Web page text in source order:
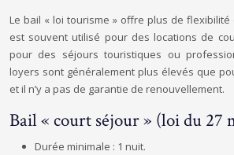
Le bail « loi tourisme » offre plus de flexibilité
est souvent utilisé pour des locations de
pour des séjours touristiques ou
loyers sont généralement plus élevés que
et il n’y a pas de garantie de renouvellement.
Bail « court séjour » (loi du 27
Durée minimale : 1 nuit.